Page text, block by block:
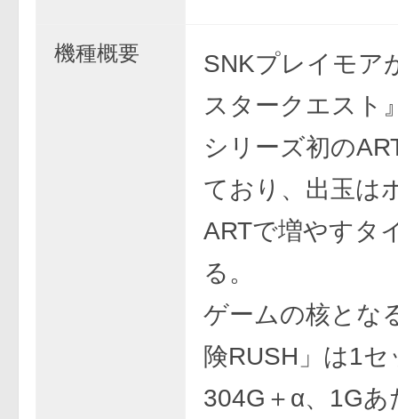
機種概要
SNKプレイモア
スタークエスト
シリーズ初の
ており、出玉は
ARTで増やすタ
る。
ゲームの核とな
険RUSH」は1
304G＋α、1Gあ